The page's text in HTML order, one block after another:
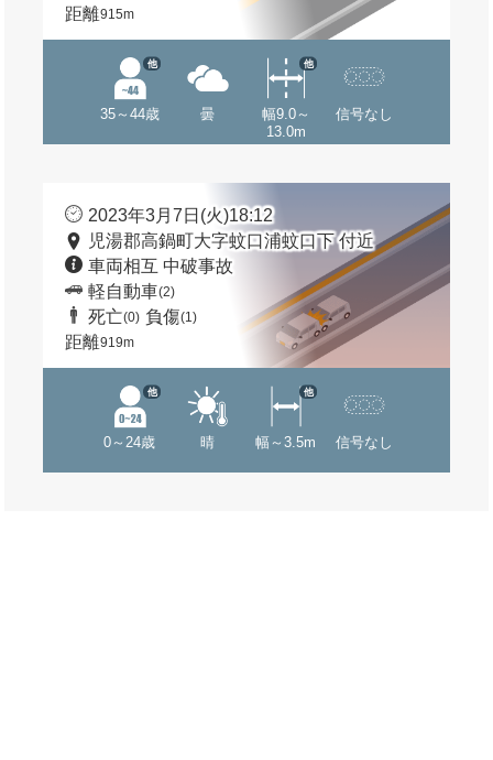
距離915m
35～44歳
他
曇
幅9.0～
13.0m
他
信号なし
2023年3月7日(火)18:12
児湯郡高鍋町大字蚊口浦蚊口下 付近
車両相互 中破事故
軽自動車(2)
死亡(0) 負傷(1)
距離919m
0～24歳
他
晴 幅～3.5m
他
信号なし